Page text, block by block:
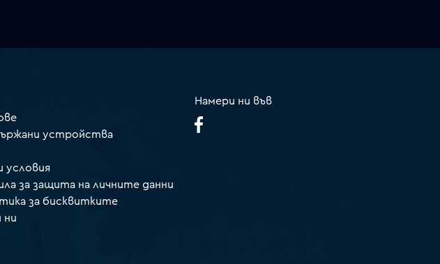
устройства
за защита на личните данни
за бисквитките
ни
Намери ни във